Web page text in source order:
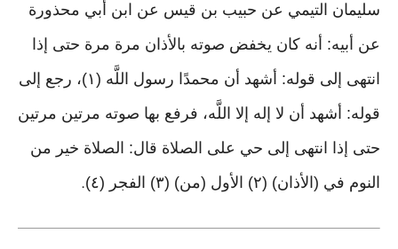
سليمان التيمي عن حبيب بن قيس عن ابن أبي محذورة
عن أبيه: أنه كان يخفض صوته بالأذان مرة مرة حتى إذا
انتهى إلى قوله: أشهد أن محمدًا رسول اللَّه (١)، رجع إلى
قوله: أشهد أن لا إله إلا اللَّه، فرفع بها صوته مرتين مرتين
حتى إذا انتهى إلى حي على الصلاة قال: الصلاة خير من
النوم في (الأذان) (٢) الأول (من) (٣) الفجر (٤)
.